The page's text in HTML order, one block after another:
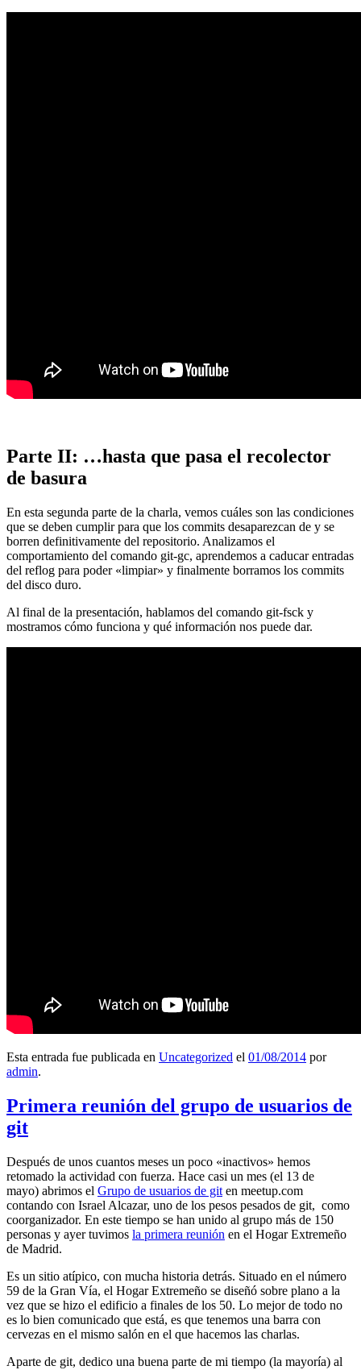
Parte II: …hasta que pasa el recolector
de basura
En esta segunda parte de la charla, vemos cuáles son las condiciones
que se deben cumplir para que los commits desaparezcan de y se
borren definitivamente del repositorio. Analizamos el
comportamiento del comando git-gc, aprendemos a caducar entradas
del reflog para poder «limpiar» y finalmente borramos los commits
del disco duro.
Al final de la presentación, hablamos del comando git-fsck y
mostramos cómo funciona y qué información nos puede dar.
Esta entrada fue publicada en Uncategorized el 01/08/2014 por
admin.
Primera reunión del grupo de usuarios de
git
Después de unos cuantos meses un poco «inactivos» hemos
retomado la actividad con fuerza. Hace casi un mes (el 13 de
mayo) abrimos el Grupo de usuarios de git en meetup.com
contando con Israel Alcazar, uno de los pesos pesados de git, como
coorganizador. En este tiempo se han unido al grupo más de 150
personas y ayer tuvimos la primera reunión en el Hogar Extremeño
de Madrid.
Es un sitio atípico, con mucha historia detrás. Situado en el número
59 de la Gran Vía, el Hogar Extremeño se diseñó sobre plano a la
vez que se hizo el edificio a finales de los 50. Lo mejor de todo no
es lo bien comunicado que está, es que tenemos una barra con
cervezas en el mismo salón en el que hacemos las charlas.
Aparte de git, dedico una buena parte de mi tiempo (la mayoría) al